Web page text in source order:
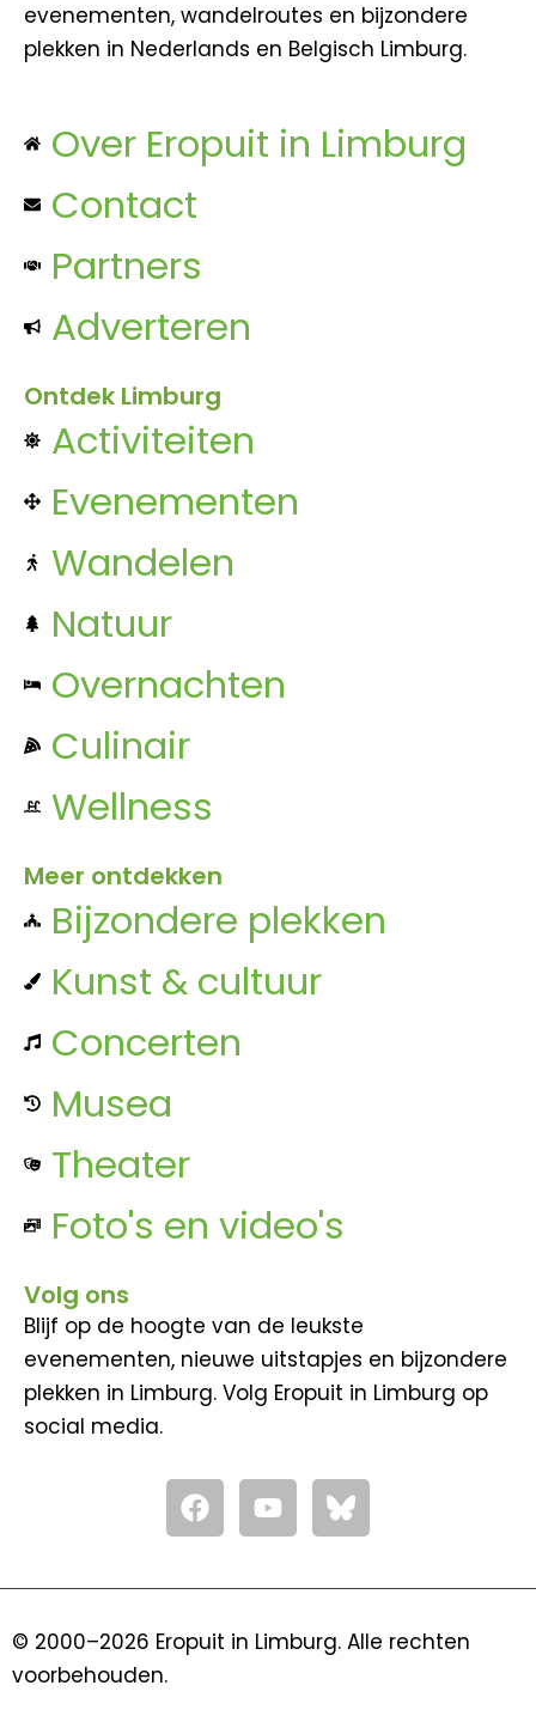
evenementen, wandelroutes en bijzondere
plekken in Nederlands en Belgisch Limburg.
Over Eropuit in Limburg
Contact
Partners
Adverteren
Ontdek Limburg
Activiteiten
Evenementen
Wandelen
Natuur
Overnachten
Culinair
Wellness
Meer ontdekken
Bijzondere plekken
Kunst & cultuur
Concerten
Musea
Theater
Foto's en video's
Volg ons
Blijf op de hoogte van de leukste
evenementen, nieuwe uitstapjes en bijzondere
plekken in Limburg. Volg Eropuit in Limburg op
social media.
F
a
c
o
Y
o
u
b
© 2000–2026 Eropuit in Limburg. Alle rechten
voorbehouden.